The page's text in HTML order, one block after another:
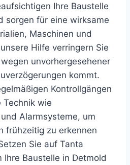
Ihre Baustelle
sorgen für eine wirksame
Maschinen und
unsere Hilfe verringern Sie
wegen unvorhergesehener
kommt.
Kontrollgängen
Technik wie
und Alarmsysteme, um
frühzeitig zu erkennen
Sie auf Tanta
Ihre Baustelle in Detmold